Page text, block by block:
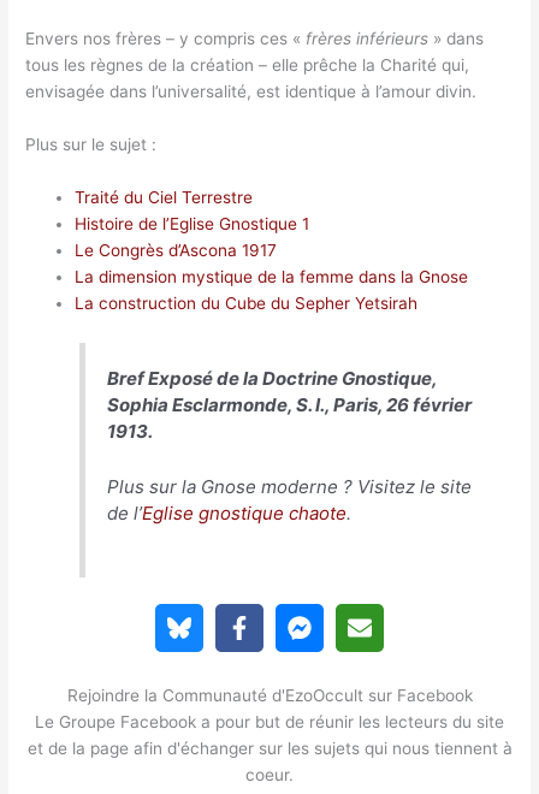
Envers nos frères – y compris ces « frères inférieurs » dans
tous les règnes de la création – elle prêche la Charité qui,
envisagée dans l’universalité, est identique à l’amour divin.
Plus sur le sujet :
Traité du Ciel Terrestre
Histoire de l’Eglise Gnostique 1
Le Congrès d’Ascona 1917
La dimension mystique de la femme dans la Gnose
La construction du Cube du Sepher Yetsirah
Bref Exposé de la Doctrine Gnostique,
Sophia Esclarmonde, S. I., Paris, 26 février
1913.
Plus sur la Gnose moderne ? Visitez le site
de l’Eglise gnostique chaote.
Rejoindre la Communauté d'EzoOccult sur Facebook
Le Groupe Facebook a pour but de réunir les lecteurs du site
et de la page afin d'échanger sur les sujets qui nous tiennent à
coeur.